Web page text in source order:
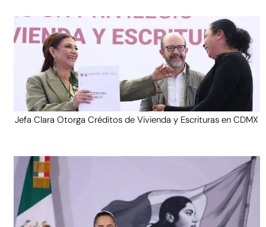
Jefa Clara Otorga Créditos de Vivienda y Escrituras en CDMX